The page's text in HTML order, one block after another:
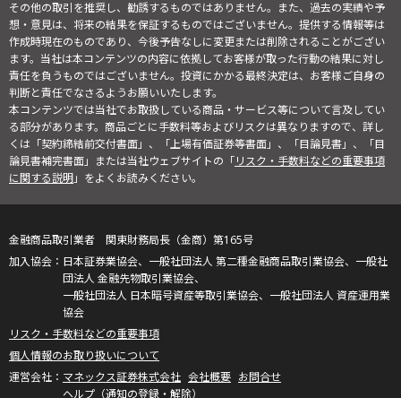
その他の取引を推奨し、勧誘するものではありません。また、過去の実績や予
想・意見は、将来の結果を保証するものではございません。提供する情報等は
作成時現在のものであり、今後予告なしに変更または削除されることがござい
ます。当社は本コンテンツの内容に依拠してお客様が取った行動の結果に対し
責任を負うものではございません。投資にかかる最終決定は、お客様ご自身の
判断と責任でなさるようお願いいたします。
本コンテンツでは当社でお取扱している商品・サービス等について言及してい
る部分があります。商品ごとに手数料等およびリスクは異なりますので、詳し
くは「契約締結前交付書面」、「上場有価証券等書面」、「目論見書」、「目
論見書補完書面」または当社ウェブサイトの「リスク・手数料などの重要事項
に関する説明」をよくお読みください。
金融商品取引業者 関東財務局長（金商）第165号
日本証券業協会、一般社団法人 第二種金融商品取引業協会、一般社
団法人 金融先物取引業協会、
一般社団法人 日本暗号資産等取引業協会、一般社団法人 資産運用業
協会
リスク・手数料などの重要事項
個人情報のお取り扱いについて
マネックス証券株式会社 会社概要 お問合せ
ヘルプ（通知の登録・解除）